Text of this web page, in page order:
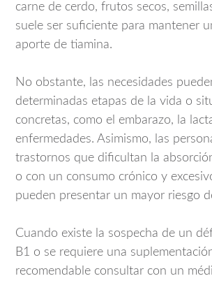
carne de cerdo, frutos secos,
suele ser suficiente para mantener
aporte de tiamina.
No obstante, las necesidades
determinadas etapas de la vida o
concretas, como el embarazo, la
enfermedades. Asimismo, las
trastornos que dificultan la
o con un consumo crónico y
pueden presentar un mayor riesgo
Cuando existe la sospecha de un
B1 o se requiere una
recomendable consultar con un